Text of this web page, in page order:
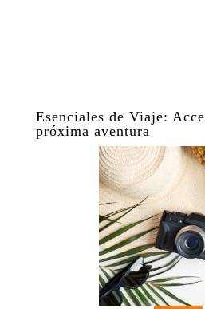
Esenciales de Viaje:
próxima aventura